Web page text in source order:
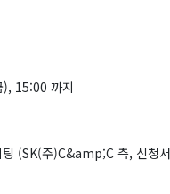
15:00 까지
(SK(주)C&amp;C 측, 신청